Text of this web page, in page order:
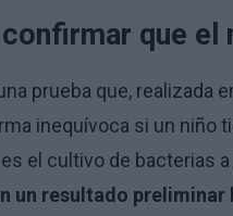
que el
prueba que, realizada
inequívoca si un niño
el cultivo de bacterias
un resultado preliminar